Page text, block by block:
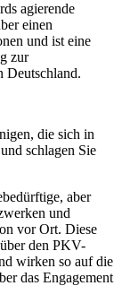
agierende
einen
und ist eine
zur
Deutschland.
die sich in
schlagen Sie
aber
und
vor Ort. Diese
den PKV-
wirken so auf die
das Engagement